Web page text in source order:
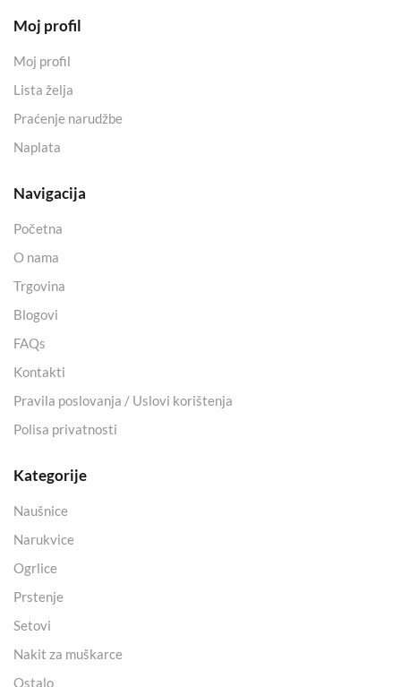
Moj profil
Moj profil
Lista želja
Praćenje narudžbe
Naplata
Navigacija
Početna
O nama
Trgovina
Blogovi
FAQs
Kontakti
Pravila poslovanja / Uslovi korištenja
Polisa privatnosti
Kategorije
Naušnice
Narukvice
Ogrlice
Prstenje
Setovi
Nakit za muškarce
Ostalo